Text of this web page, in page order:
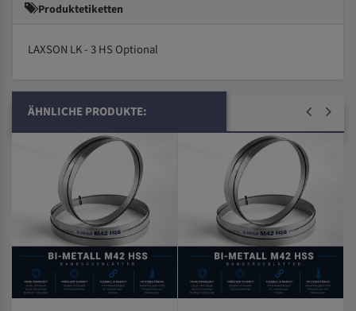
Produktetiketten
LAXSON LK - 3 HS Optional
ÄHNLICHE PRODUKTE: